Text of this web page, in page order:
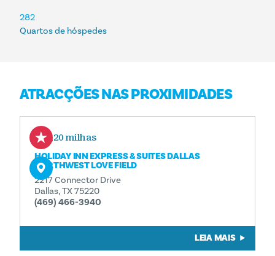
Quartos de hóspedes
282
ATRACÇÕES NAS PROXIMIDADES
0,20 milhas
HOLIDAY INN EXPRESS & SUITES DALLAS
NORTHWEST LOVE FIELD
2217 Connector Drive
Dallas, TX 75220
(469) 466-3940
LEIA MAIS